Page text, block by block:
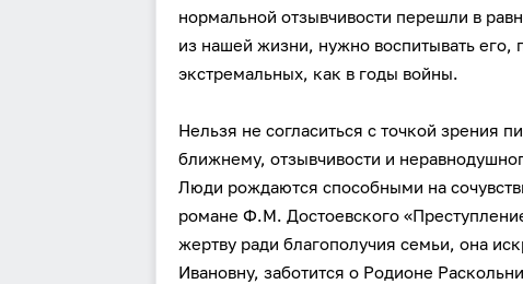
нормальной отзывчивости перешли в
из нашей жизни, нужно воспитывать его,
экстремальных, как в годы войны.
Нельзя не согласиться с точкой зрения
ближнему, отзывчивости и
Люди рождаются способными на
романе Ф.М. Достоевского
жертву ради благополучия семьи, она
Ивановну, заботится о Родионе